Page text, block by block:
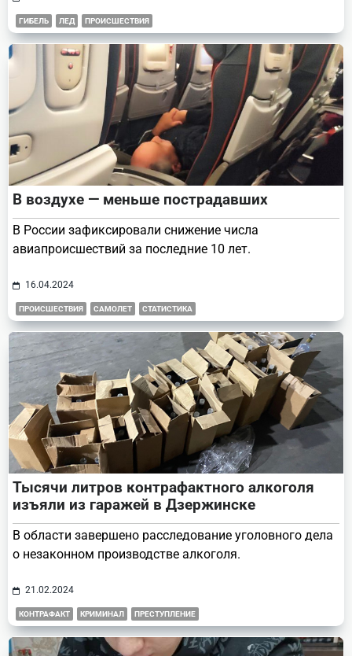
ГИБЕЛЬ ЛЕД ПРОИСШЕСТВИЯ
В воздухе — меньше пострадавших
В России зафиксировали снижение числа
авиапроисшествий за последние 10 лет.
16.04.2024
ПРОИСШЕСТВИЯ САМОЛЕТ СТАТИСТИКА
Тысячи литров контрафактного алкоголя
изъяли из гаражей в Дзержинске
В области завершено расследование уголовного дела
о незаконном производстве алкоголя.
21.02.2024
КОНТРАФАКТ КРИМИНАЛ ПРЕСТУПЛЕНИЕ